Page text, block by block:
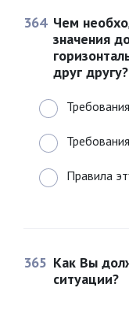
364 Чем
значения
друг другу?
Правила
365 Как Вы
ситуации?